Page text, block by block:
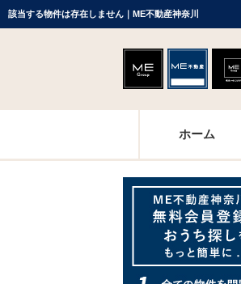
該当する物件は存在しません｜ME不動産神奈川
ホーム